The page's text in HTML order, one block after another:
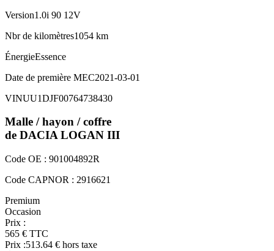
Version1.0i 90 12V
Nbr de kilomètres1054 km
ÉnergieEssence
Date de première MEC2021-03-01
VINUU1DJF00764738430
Malle / hayon / coffre
de DACIA LOGAN III
Code OE : 901004892R
Code CAPNOR : 2916621
Premium
Occasion
Prix :
565 € TTC
Prix :513.64 € hors taxe